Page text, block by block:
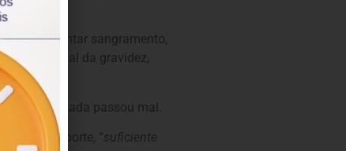
e apresentar sangramento,
formal da gravidez,
a empregada passou mal.
grande porte, “suficiente